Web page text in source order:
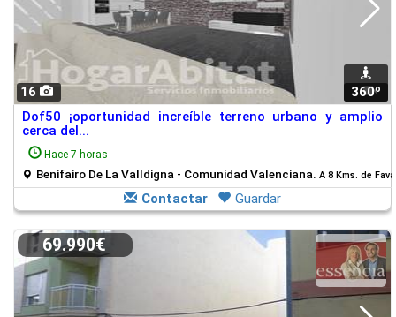
16 1
360º
Dof50 ¡oportunidad increíble terreno urbano y amplio
cerca del...
Hace 7 horas
Benifairo De La Valldigna - Comunidad Valenciana. A 8 Kms. de
Contactar Guardar
69.990€